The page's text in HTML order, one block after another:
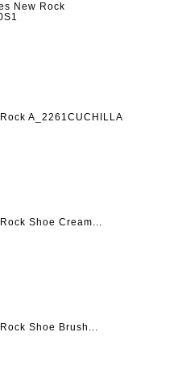
New Rock
A_2261CUCHILLA
Shoe Cream...
Shoe Brush...